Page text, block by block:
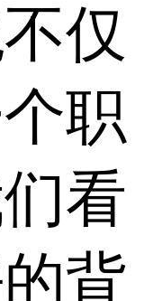
仅
职
看
背